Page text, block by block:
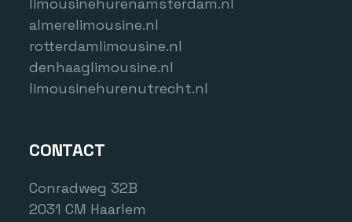
almerelimousine.nl
rotterdamlimousine.nl
denhaaglimousine.nl
limousinehurenutrecht.nl
CONTACT
Conradweg 32B
2031 CM Haarlem